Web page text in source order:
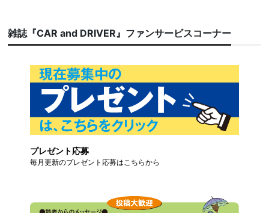
雑誌『CAR and DRIVER』ファンサービスコーナー
プレゼント応募
毎月更新のプレゼント応募はこちらから